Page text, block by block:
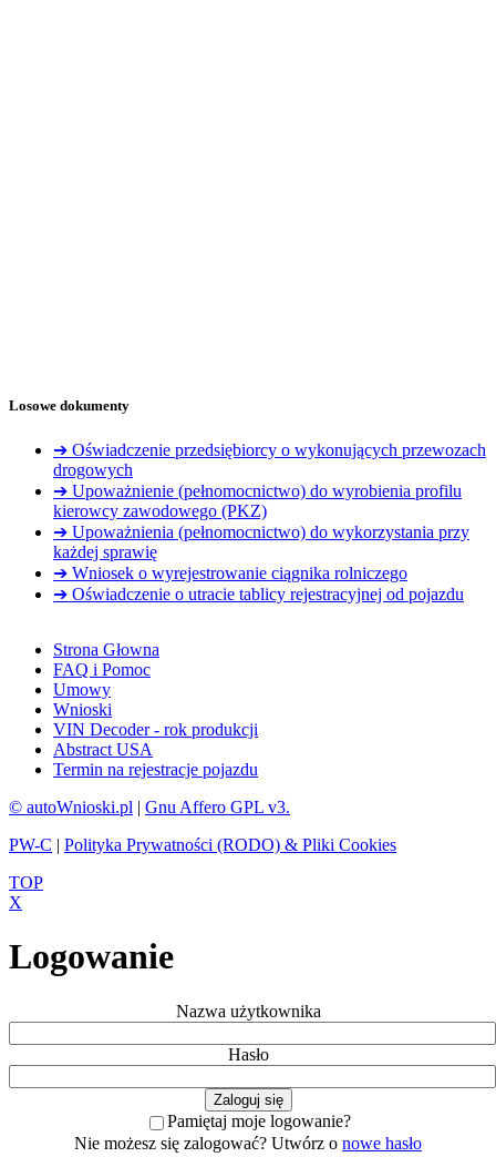
Losowe dokumenty
➔ Oświadczenie przedsiębiorcy o wykonujących przewozach
drogowych
➔ Upoważnienie (pełnomocnictwo) do wyrobienia profilu
kierowcy zawodowego (PKZ)
➔ Upoważnienia (pełnomocnictwo) do wykorzystania przy
każdej sprawię
➔ Wniosek o wyrejestrowanie ciągnika rolniczego
➔ Oświadczenie o utracie tablicy rejestracyjnej od pojazdu
Strona Głowna
FAQ i Pomoc
Umowy
Wnioski
VIN Decoder - rok produkcji
Abstract USA
Termin na rejestracje pojazdu
© autoWnioski.pl | Gnu Affero GPL v3.
PW-C | Polityka Prywatności (RODO) & Pliki Cookies
TOP
X
Logowanie
Nazwa użytkownika
Hasło
Pamiętaj moje logowanie?
Nie możesz się zalogować? Utwórz o nowe hasło